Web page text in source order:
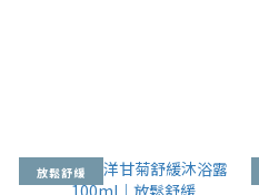
放鬆舒緩